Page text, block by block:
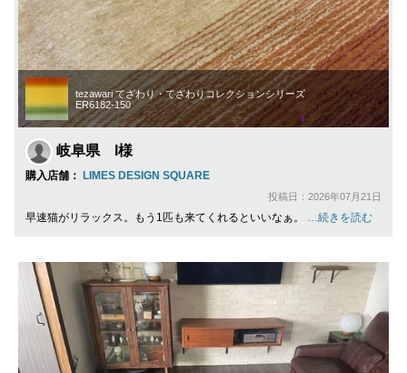
tezawari てざわり・てざわりコレクションシリーズ
ER6182-150
岐阜県 I様
購入店舗： LIMES DESIGN SQUARE
投稿日：2026年07月21日
早速猫がリラックス。もう1匹も来てくれるといいなぁ。 …続きを読む